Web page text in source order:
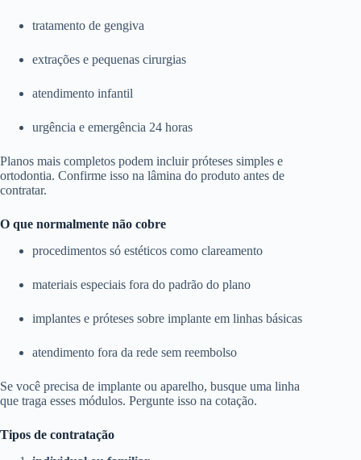
tratamento de gengiva
extrações e pequenas cirurgias
atendimento infantil
urgência e emergência 24 horas
Planos mais completos podem incluir próteses simples e
ortodontia. Confirme isso na lâmina do produto antes de
contratar.
O que normalmente não cobre
procedimentos só estéticos como clareamento
materiais especiais fora do padrão do plano
implantes e próteses sobre implante em linhas básicas
atendimento fora da rede sem reembolso
Se você precisa de implante ou aparelho, busque uma linha
que traga esses módulos. Pergunte isso na cotação.
Tipos de contratação